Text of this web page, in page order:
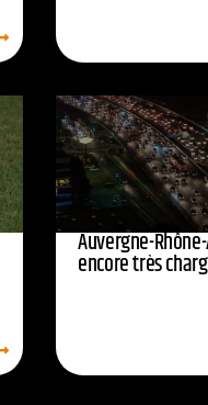
Auvergne-
encore très